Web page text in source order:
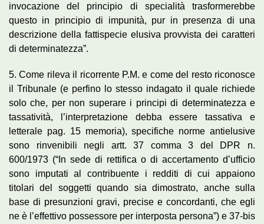
invocazione del principio di specialità trasformerebbe
questo in principio di impunità, pur in presenza di una
descrizione della fattispecie elusiva provvista dei caratteri
di determinatezza”.
5. Come rileva il ricorrente P.M. e come del resto riconosce
il Tribunale (e perfino lo stesso indagato il quale richiede
solo che, per non superare i principi di determinatezza e
tassatività, l’interpretazione debba essere tassativa e
letterale pag. 15 memoria), specifiche norme antielusive
sono rinvenibili negli artt. 37 comma 3 del DPR n.
600/1973 (“In sede di rettifica o di accertamento d’ufficio
sono imputati al contribuente i redditi di cui appaiono
titolari del soggetti quando sia dimostrato, anche sulla
base di presunzioni gravi, precise e concordanti, che egli
ne è l’effettivo possessore per interposta persona”) e 37-bis